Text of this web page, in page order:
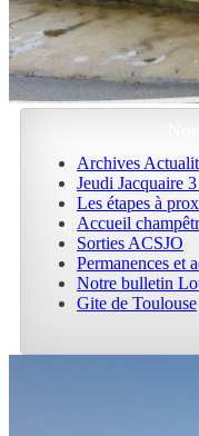
Archives
Jeudi Jacquaire
Les étapes à
Accueil
Sorties ACSJO
Permanences et
Notre bulletin
Gite de Toulouse